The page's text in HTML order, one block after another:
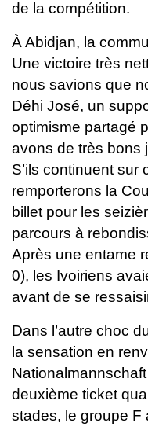
de la compétition.
À Abidjan, la
Une victoire très
nous savions que
Déhi José, un
optimisme partagé
avons de très bons
S’ils continuent sur
remporterons la
billet pour les
parcours à
Après une entame
0), les Ivoiriens
avant de se
Dans l’autre choc
la sensation en
deuxième ticket
stades, le groupe F